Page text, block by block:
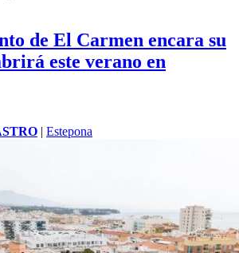
de El Carmen encara su
este verano en
| Estepona